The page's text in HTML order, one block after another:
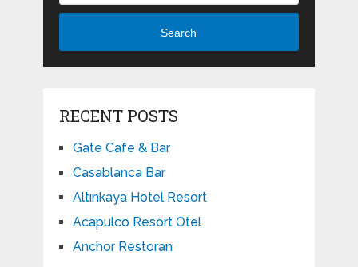
Search
RECENT POSTS
Gate Cafe & Bar
Casablanca Bar
Altınkaya Hotel Resort
Acapulco Resort Otel
Anchor Restoran